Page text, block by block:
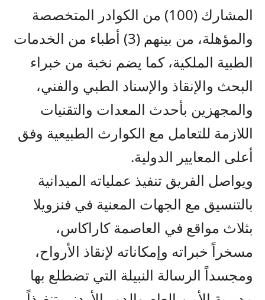
المشارك (100) من الكوادر المتخصصة
والمؤهلة، من بينهم (3) أطباء من الخدمات
الطبية الملكية، كما يضم نخبة من خبراء
البحث والإنقاذ والإسناد الطبي والفني،
والمجهزين بأحدث المعدات والتقنيات
اللازمة للتعامل مع الكوارث الطبيعية وفق
أعلى المعايير الدولية.
ويواصل الفريق تنفيذ عملياته الميدانية
بالتنسيق مع الجهات المعنية في فنزويلا
بثلاث مواقع في العاصمة كاراكاس،
مسخراً خبراته وإمكاناته لإنقاذ الأرواح،
ومجسداً الرسالة النبيلة التي تضطلع بها